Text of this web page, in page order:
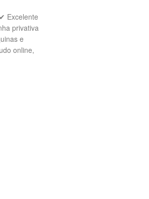
Excelente
privativa
e
online,